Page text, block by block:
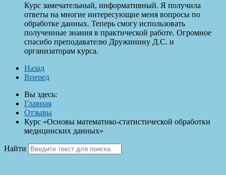
Курс замечательный, информативный. Я получила
ответы на многие интересующие меня вопросы по
обработке данных. Теперь смогу использовать
полученные знания в практической работе. Огромное
спасибо преподавателю Дружинину Д.С. и
организаторам курса.
Назад
Вперед
Вы здесь:
Главная
Отзывы
Курс «Основы математико-статистической обработки
медицинских данных»
Найти